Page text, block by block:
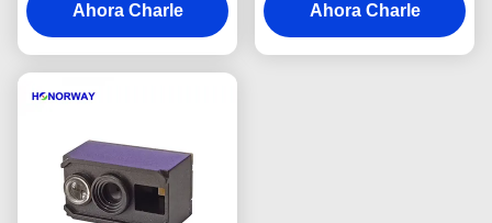
para supermercados
minoristas
Ahora Charle
3.3V Suministro 6.8 mm
de espesor
Ahora Charle